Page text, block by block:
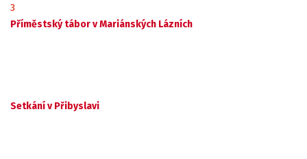
3
Příměstský tábor v Mariánských Lázních
Setkání v Přibyslavi